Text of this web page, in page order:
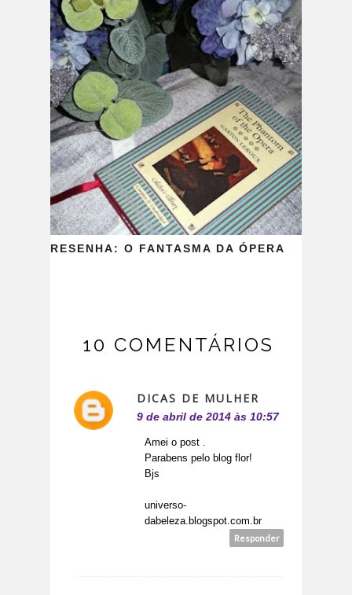
RESENHA: O FANTASMA DA ÓPERA
10 COMENTÁRIOS
DICAS DE MULHER
9 de abril de 2014 às 10:57
Amei o post .
Parabens pelo blog flor!
Bjs
universo-
dabeleza.blogspot.com.br
Responder